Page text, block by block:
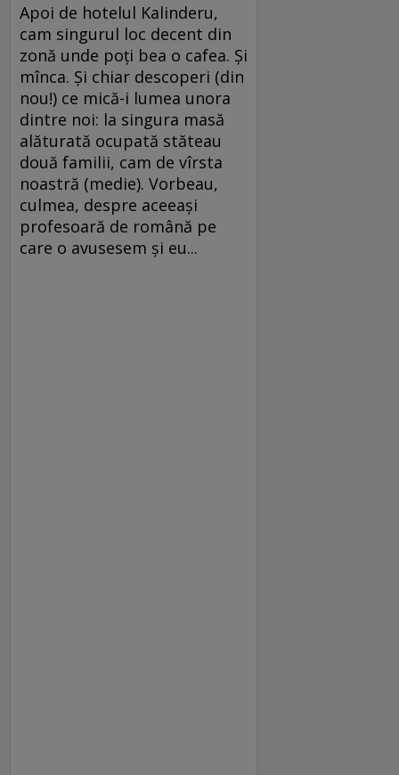
Apoi de hotelul Kalinderu,
cam singurul loc decent din
zonă unde poți bea o cafea. Și
mînca. Și chiar descoperi (din
nou!) ce mică-i lumea unora
dintre noi: la singura masă
alăturată ocupată stăteau
două familii, cam de vîrsta
noastră (medie). Vorbeau,
culmea, despre aceeași
profesoară de română pe
care o avusesem și eu...